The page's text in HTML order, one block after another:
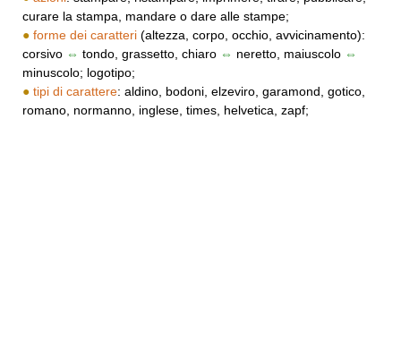
curare la stampa, mandare o dare alle stampe;
● forme dei caratteri (altezza, corpo, occhio, avvicinamento):
corsivo ⇔ tondo, grassetto, chiaro ⇔ neretto, maiuscolo ⇔
minuscolo; logotipo;
● tipi di carattere: aldino, bodoni, elzeviro, garamond, gotico,
romano, normanno, inglese, times, helvetica, zapf;